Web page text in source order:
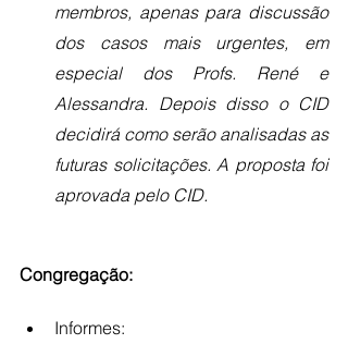
membros, apenas para discussão
dos casos mais urgentes, em
especial dos Profs. René e
Alessandra. Depois disso o CID
decidirá como serão analisadas as
futuras solicitações. A proposta foi
aprovada pelo CID.
Congregação:
Informes: